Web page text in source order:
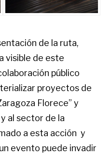
de la ruta,
visible de este
público
proyectos de
Florece” y
al sector de la
a esta acción y
evento puede invadir